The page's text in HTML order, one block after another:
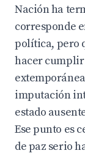
Nación ha
corresponde
política, pero
hacer cumplir
imputación
estado
Ese punto es
de paz serio